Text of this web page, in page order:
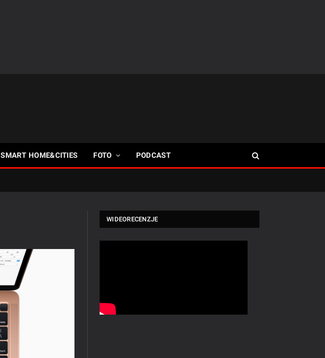
SMART HOME&CITIES FOTO PODCAST
WIDEORECENZJE